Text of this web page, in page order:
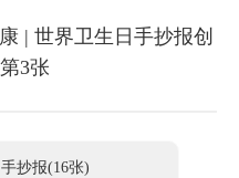
| 世界卫生日手抄报创
3张
抄报(16张)